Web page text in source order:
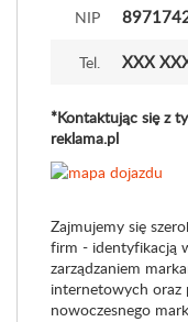
NIP
Tel. XXX
*Kontaktując się z
reklama.pl
Zajmujemy się
firm - identyfikacją
zarządzaniem
internetowych oraz
nowoczesnego